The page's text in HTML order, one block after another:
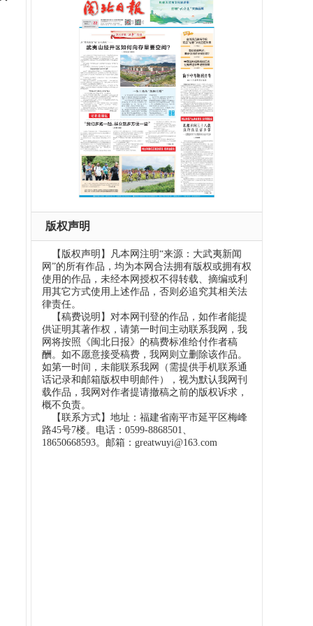
版权声明
【版权声明】凡本网注明“来源：大武夷新闻
网”的所有作品，均为本网合法拥有版权或拥有权
使用的作品，未经本网授权不得转载、摘编或利
用其它方式使用上述作品，否则必追究其相关法
律责任。
【稿费说明】对本网刊登的作品，如作者能提
供证明其著作权，请第一时间主动联系我网，我
网将按照《闽北日报》的稿费标准给付作者稿
酬。如不愿意接受稿费，我网则立删除该作品。
如第一时间，未能联系我网（需提供手机联系通
话记录和邮箱版权申明邮件），视为默认我网刊
载作品，我网对作者提请撤稿之前的版权诉求，
概不负责。
【联系方式】地址：福建省南平市延平区梅峰
路45号7楼。电话：0599-8868501、
18650668593。邮箱：greatwuyi@163.com